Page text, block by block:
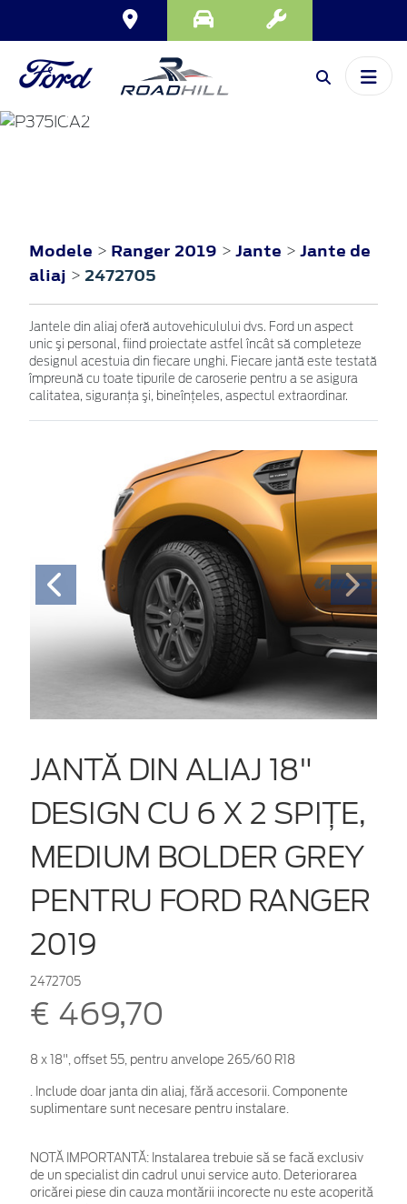
RANGER
Modele > Ranger 2019 > Jante > Jante de
aliaj > 2472705
Jantele din aliaj oferă autovehiculului dvs. Ford un aspect
unic şi personal, fiind proiectate astfel încât să completeze
designul acestuia din fiecare unghi. Fiecare jantă este testată
împreună cu toate tipurile de caroserie pentru a se asigura
calitatea, siguranţa şi, bineînţeles, aspectul extraordinar.
JANTĂ DIN ALIAJ 18"
DESIGN CU 6 X 2 SPIȚE,
MEDIUM BOLDER GREY
PENTRU FORD RANGER
2019
2472705
€ 469,70
8 x 18", offset 55, pentru anvelope 265/60 R18
. Include doar janta din aliaj, fără accesorii. Componente
suplimentare sunt necesare pentru instalare.
NOTĂ IMPORTANTĂ: Instalarea trebuie să se facă exclusiv
de un specialist din cadrul unui service auto. Deteriorarea
oricărei piese din cauza montării incorecte nu este acoperită